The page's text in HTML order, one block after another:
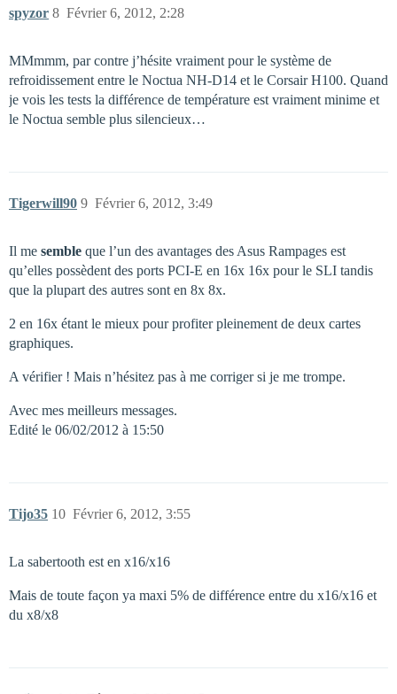
spyzor Février 6, 2012, 2:28
8
MMmmm, par contre j’hésite vraiment pour le système de
refroidissement entre le Noctua NH-D14 et le Corsair H100. Quand
je vois les tests la différence de température est vraiment minime et
le Noctua semble plus silencieux…
Tigerwill90 Février 6, 2012, 3:49
9
Il me semble que l’un des avantages des Asus Rampages est
qu’elles possèdent des ports PCI-E en 16x 16x pour le SLI tandis
que la plupart des autres sont en 8x 8x.
2 en 16x étant le mieux pour profiter pleinement de deux cartes
graphiques.
A vérifier ! Mais n’hésitez pas à me corriger si je me trompe.
Avec mes meilleurs messages.
Edité le 06/02/2012 à 15:50
Tijo35 Février 6, 2012, 3:55
10
La sabertooth est en x16/x16
Mais de toute façon ya maxi 5% de différence entre du x16/x16 et
du x8/x8